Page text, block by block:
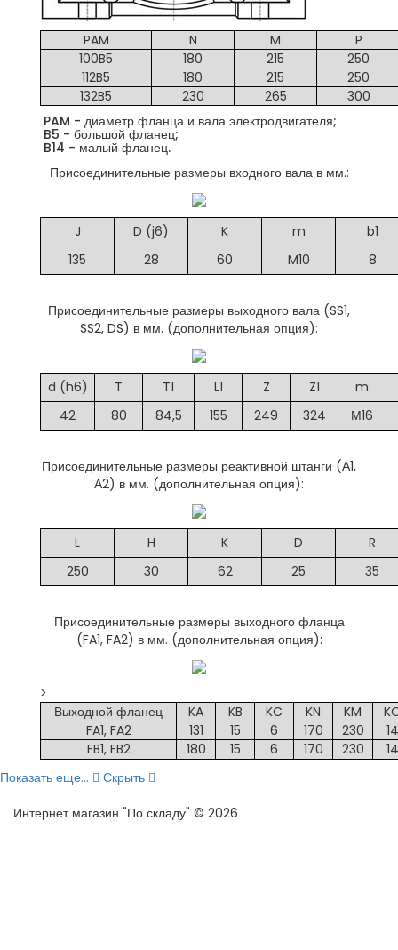
PAM N M
P
100B5
180 215
250
112B5
180 215
250
132B5
230 265
300
PAM - диаметр фланца и вала электродвигателя;
B5 - большой фланец;
B14 - малый фланец.
Присоединительные размеры входного вала в мм.:
J D (j6) K m
b1
135
28 60 M10 8
Присоединительные размеры выходного вала (SS1,
SS2, DS) в мм. (дополнительная опция):
d (h6) T T1 L1 Z Z1
m
42
80 84,5 155 249 324 М16
Присоединительные размеры реактивной штанги (А1,
А2) в мм. (дополнительная опция):
L H K D
R
250
30 62 25 35
Присоединительные размеры выходного фланца
(FA1, FA2) в мм. (дополнительная опция):
>
Выходной фланец
KA KB KC KN KM
FA1, FA2
131 15 6 170 230
14
FB1, FB2
180 15 6 170 230
14
Показать еще...
Скрыть
Интернет магазин "По складу" © 2026